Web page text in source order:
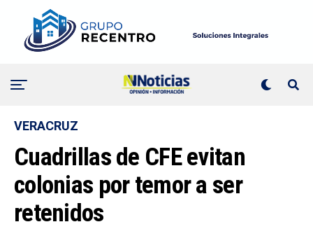
VERACRUZ
Cuadrillas de CFE evitan
colonias por temor a ser
retenidos